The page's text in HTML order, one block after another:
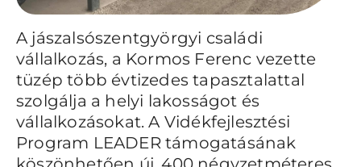
A jászalsószentgyörgyi családi
vállalkozás, a Kormos Ferenc vezette
tüzép több évtizedes tapasztalattal
szolgálja a helyi lakosságot és
vállalkozásokat. A Vidékfejlesztési
Program LEADER támogatásának